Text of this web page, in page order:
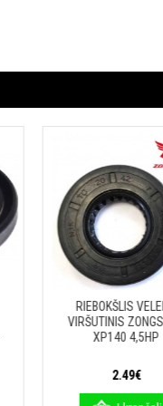
RIEBOKŠLIS
VIRŠUTINIS
XP140 4,5HP
2.49€